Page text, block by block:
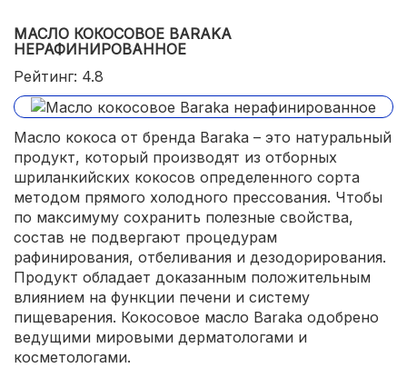
доступная цена.
МАСЛО КОКОСОВОЕ BARAKA
НЕРАФИНИРОВАННОЕ
Рейтинг: 4.8
Масло кокоса от бренда Baraka – это натуральный
продукт, который производят из отборных
шриланкийских кокосов определенного сорта
методом прямого холодного прессования. Чтобы
по максимуму сохранить полезные свойства,
состав не подвергают процедурам
рафинирования, отбеливания и дезодорирования.
Продукт обладает доказанным положительным
влиянием на функции печени и систему
пищеварения. Кокосовое масло Baraka одобрено
ведущими мировыми дерматологами и
косметологами.